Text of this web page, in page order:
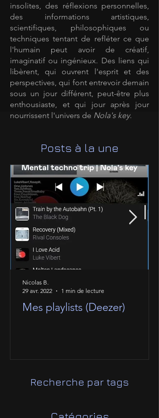
insolites, des réflexions personnelles,
des informations artistiques,
scientifiques, philosophiques ou
techniques tentant de refléter ce que
l'humain peut avoir de créatif,
imaginatif ou ingénieux. Des liens qui
libèrent, qui ouvrent l'esprit et des
perspectives, qui font entrevoir demain
sous un jour différent, peut-être plus
enthousiaste, et qui jour après jour
nourrissent l'univers de Nola's key.
Posts à la une
Mes playlists (Deezer)
Nicolas B.
29 avr. 2022
1 min de lecture
Recherche par tags